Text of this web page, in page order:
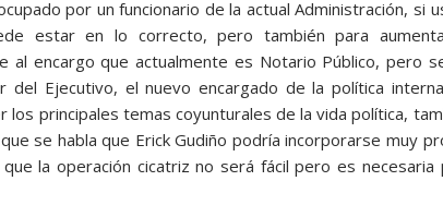
por un funcionario de la actual Administración, si
estar en lo correcto, pero también para
al encargo que actualmente es Notario Público, pero
Ejecutivo, el nuevo encargado de la política
principales temas coyunturales de la vida política,
se habla que Erick Gudiño podría incorporarse muy
la operación cicatriz no será fácil pero es necesaria